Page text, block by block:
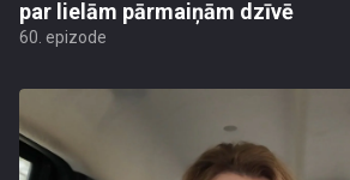
par lielām pārmaiņām dzīvē
60. epizode